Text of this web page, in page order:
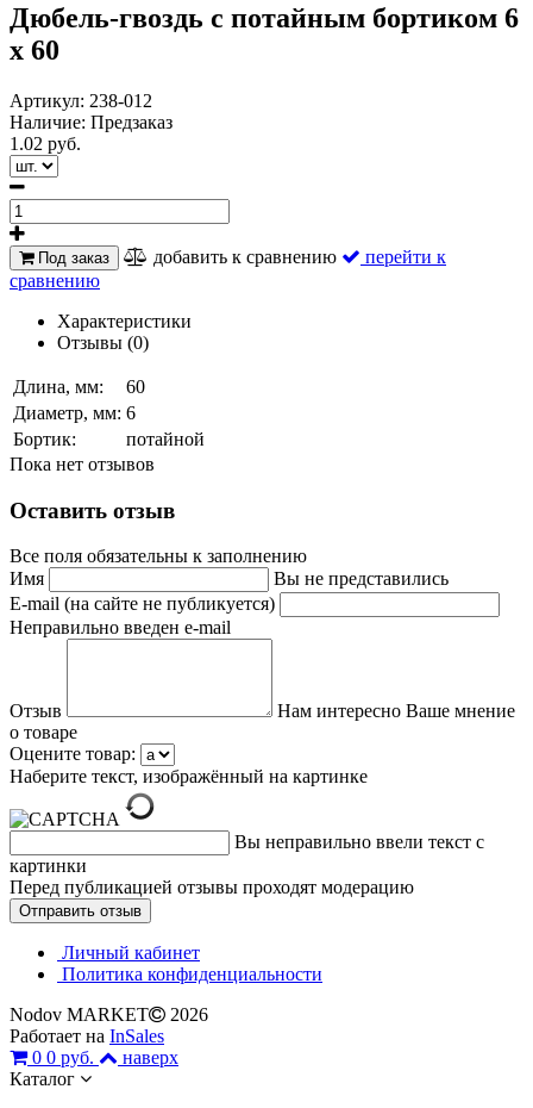
Дюбель-гвоздь с потайным бортиком 6
х 60
Артикул: 238-012
Наличие: Предзаказ
1.02 руб.
Под заказ добавить к сравнению
перейти к
сравнению
Характеристики
Отзывы (0)
Длина, мм:
60
Диаметр, мм: 6
Бортик:
потайной
Пока нет отзывов
Оставить отзыв
Все поля обязательны к заполнению
Имя
Вы не представились
E-mail (на сайте не публикуется)
Неправильно введен e-mail
Отзыв
Нам интересно Ваше мнение
о товаре
Оцените товар:
Наберите текст, изображённый на картинке
Вы неправильно ввели текст с
картинки
Перед публикацией отзывы проходят модерацию
Личный кабинет
Политика конфиденциальности
Nodov MARKET
2026
Работает на InSales
0 0 руб.
наверх
Каталог